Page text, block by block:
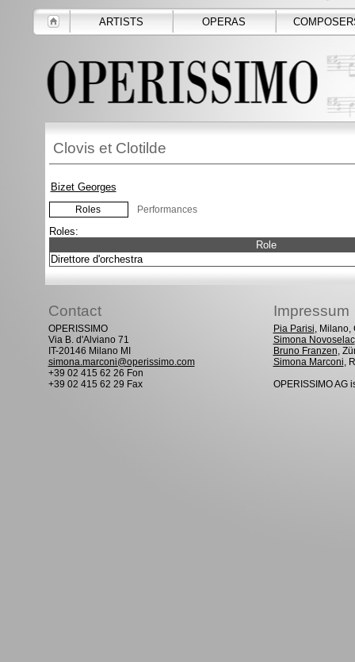
ARTISTS OPERAS
Clovis et Clotilde
Bizet Georges
Roles Performances
Roles:
Role
Direttore d'orchestra
Contact Impressum
OPERISSIMO
Via B. d'Alviano 71
IT-20146 Milano MI
simona.marconi@operissimo.com
+39 02 415 62 26 Fon
+39 02 415 62 29 Fax
Pia Parisi, Milano,
Simona Novoselac
Bruno Franzen,
Simona Marconi,
OPERISSIMO AG